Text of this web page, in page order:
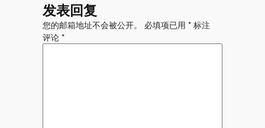
发表回复
您的邮箱地址不会被公开。 必填项已用 *标注
评论 *